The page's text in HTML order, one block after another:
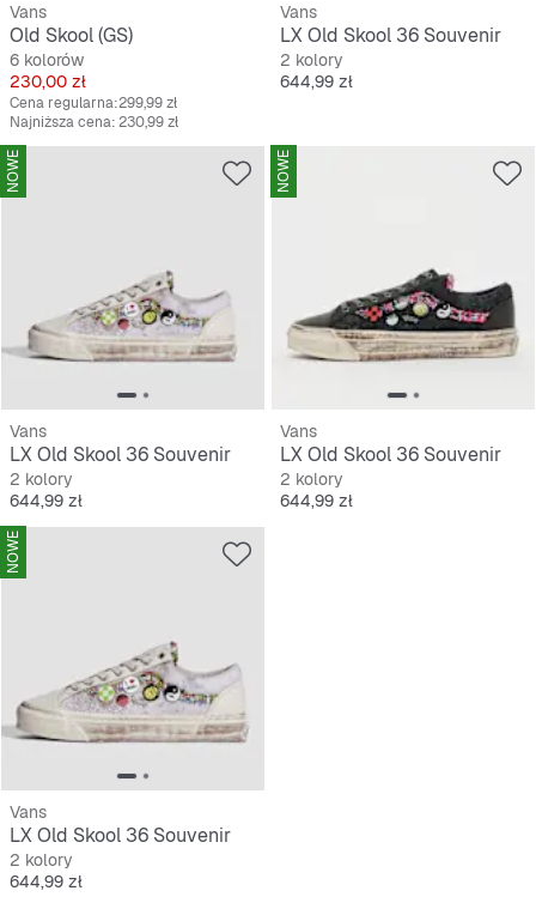
Vans
Old Skool (GS)
6 kolorów
Cena
230,00 zł
Cena regularna:299,99 zł
Najniższa cena:230,99 zł
Vans
LX Old Skool 36 Souvenir
2 kolory
Cena
644,99 zł
NOWE
Vans
LX Old Skool 36 Souvenir
2 kolory
Cena
644,99 zł
NOWE
Vans
LX Old Skool 36 Souvenir
2 kolory
Cena
644,99 zł
NOWE
Vans
LX Old Skool 36 Souvenir
2 kolory
Cena
644,99 zł